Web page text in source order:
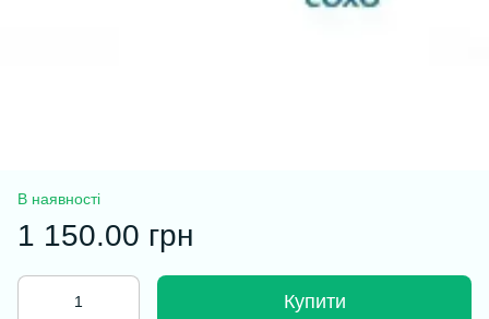
В наявності
1 150.00 грн
Купити